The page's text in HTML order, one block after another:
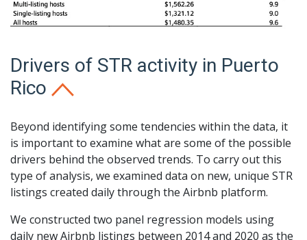
Drivers of STR activity in Puerto
Rico
Beyond identifying some tendencies within the data, it
is important to examine what are some of the possible
drivers behind the observed trends. To carry out this
type of analysis, we examined data on new, unique STR
listings created daily through the Airbnb platform.
We constructed two panel regression models using
daily new Airbnb listings between 2014 and 2020 as the